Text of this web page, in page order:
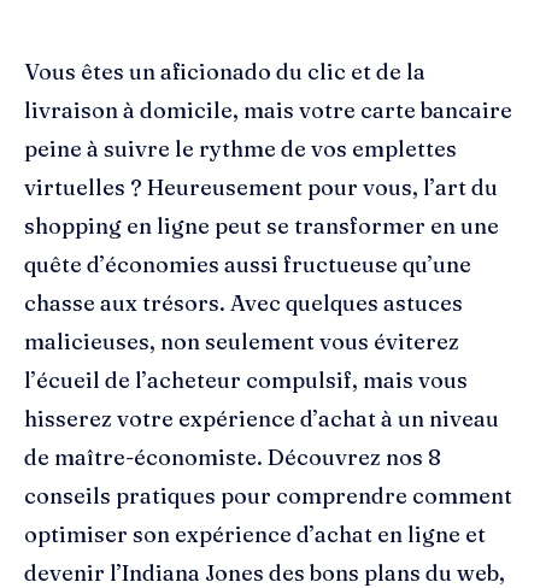
Vous êtes un aficionado du clic et de la
livraison à domicile, mais votre carte bancaire
peine à suivre le rythme de vos emplettes
virtuelles ? Heureusement pour vous, l’art du
shopping en ligne peut se transformer en une
quête d’économies aussi fructueuse qu’une
chasse aux trésors. Avec quelques astuces
malicieuses, non seulement vous éviterez
l’écueil de l’acheteur compulsif, mais vous
hisserez votre expérience d’achat à un niveau
de maître-économiste. Découvrez nos 8
conseils pratiques pour comprendre comment
optimiser son expérience d’achat en ligne et
devenir l’Indiana Jones des bons plans du web,